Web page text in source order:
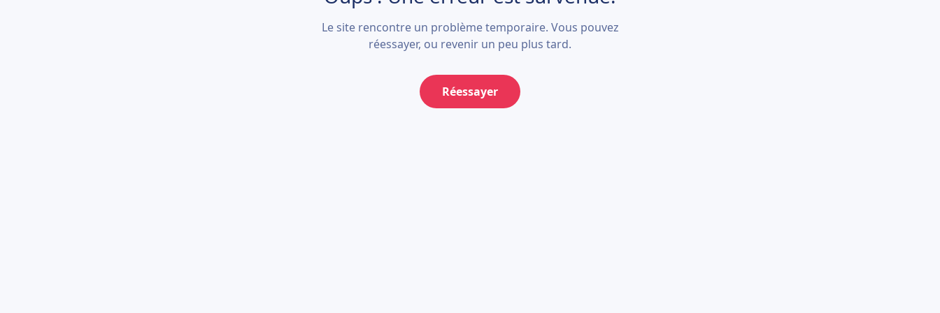
Le site rencontre un problème temporaire. Vous pouvez
réessayer, ou revenir un peu plus tard.
Réessayer